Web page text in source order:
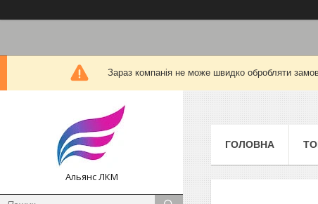
Зараз компанія не може швидко обробляти
Альянс ЛКМ
ГОЛОВНА